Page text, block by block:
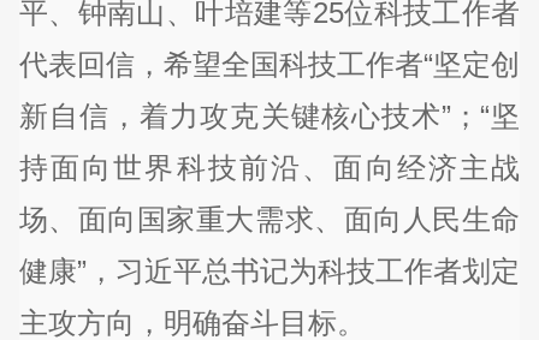
平、钟南山、叶培建等25位科技工作者
代表回信，希望全国科技工作者“坚定创
新自信，着力攻克关键核心技术”；“坚
持面向世界科技前沿、面向经济主战
场、面向国家重大需求、面向人民生命
健康”，习近平总书记为科技工作者划定
主攻方向，明确奋斗目标。